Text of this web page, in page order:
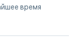
время